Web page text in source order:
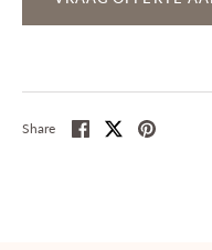
Share
Share SharePin